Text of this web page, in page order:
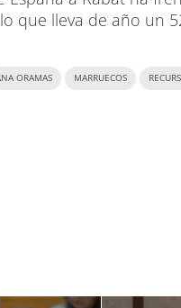
que lleva de año un
ORAMAS MARRUECOS